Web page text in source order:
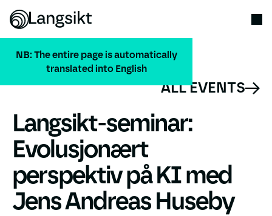
NB: The entire page is automatically
translated into English
ALL EVENTS
Langsikt-seminar:
Evolusjonært
perspektiv på KI med
Jens Andreas Huseby